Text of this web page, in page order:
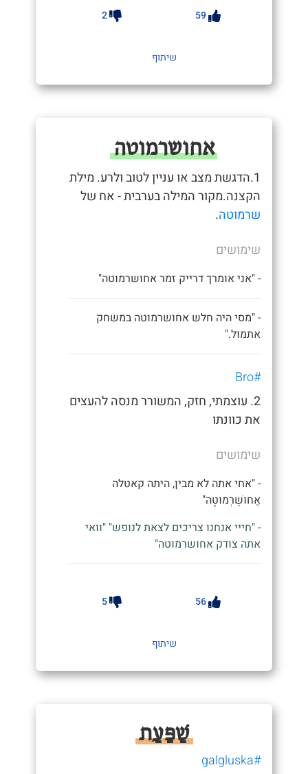
59
2
שיתוף
אחושרמוטה
1.הדגשת מצב או עניין לטוב ולרע. מילת
הקצנה.מקור המילה בערבית - אח של
שרמוטה.
שימושים
- "אני אומרך דרייק זמר אחושרמוטה"
- "מסי היה חלש אחושרמוטה במשחק
אתמול."
#Bro
2. עוצמתי, חזק, המשורר מנסה להעצים
את כוונתו
שימושים
- "אחי אתה לא מבין, היתה קאטלה
אֲחוּשַׁרְמוּטָה"
- "חייי אנחנו צריכים לצאת לנופש" "וואי
אתה צודק אחושרמוטה"
56
5
שיתוף
שַׁפַּעַת
#galgluska